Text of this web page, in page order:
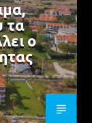
τα
ο